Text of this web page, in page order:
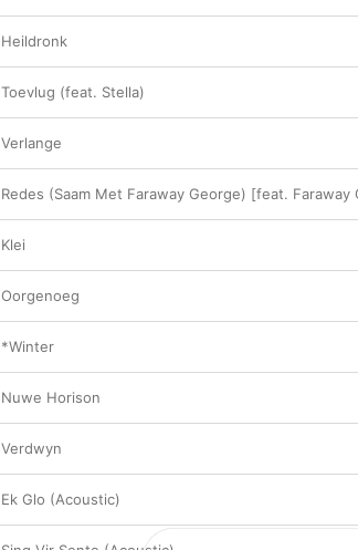
Heildronk
Toevlug (feat. Stella)
Verlange
Redes (Saam Met Faraway George) [feat. Faraway
Klei
Oorgenoeg
*Winter
Nuwe Horison
Verdwyn
Ek Glo (Acoustic)